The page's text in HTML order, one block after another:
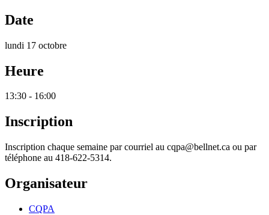
Date
lundi 17 octobre
Heure
13:30 - 16:00
Inscription
Inscription chaque semaine par courriel au cqpa@bellnet.ca ou par
téléphone au 418-622-5314.
Organisateur
CQPA